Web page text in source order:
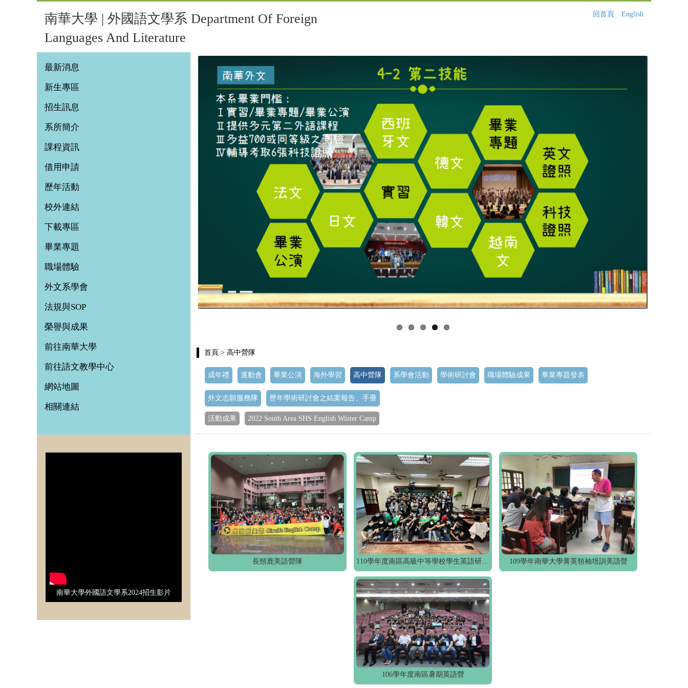
南華大學 | 外國語文學系 Department Of Foreign
Languages And Literature
回首頁 English
最新消息
新生專區
招生訊息
系所簡介
課程資訊
借用申請
歷年活動
校外連結
下載專區
畢業專題
職場體驗
外文系學會
法規與SOP
榮譽與成果
前往南華大學
前往語文教學中心
網站地圖
相關連結
南華大學外國語文學系2024招生影片
首頁 > 高中營隊
成年禮 運動會 畢業公演 海外學習 高中營隊 系學會活動 學術研討會 職場體驗成果 畢業專題發表
外文志願服務隊 歷年學術研討會之結案報告、手冊
活動成果 2022 South Area SHS English Winter Camp
長頸鹿美語營隊 109學年南華大學菁英領袖培訓美語營
106學年度南區暑期英語營